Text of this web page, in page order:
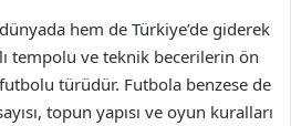
hem de Türkiye’de giderek
tempolu ve teknik becerilerin ön
türüdür. Futbola benzese de
topun yapısı ve oyun kuralları